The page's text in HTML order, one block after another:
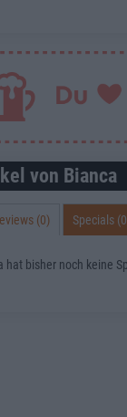
von Bianca
(0) Specials
hat bisher noch keine